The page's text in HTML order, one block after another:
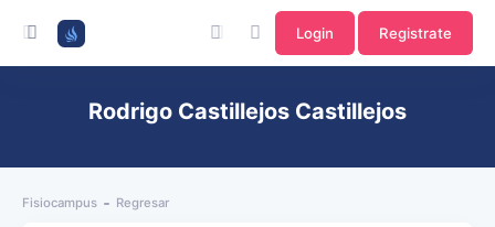
Login Registrate
Rodrigo Castillejos Castillejos
Fisiocampus Regresar